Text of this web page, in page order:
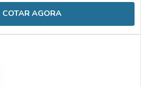
COTAR AGORA